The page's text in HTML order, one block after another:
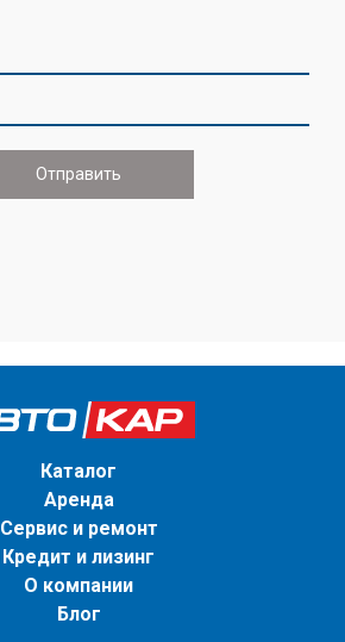
Каталог
Аренда
Сервис и ремонт
Кредит и лизинг
О компании
Блог